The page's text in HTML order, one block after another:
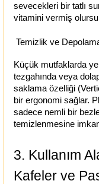
sevecekleri bir tatlı
vitamini vermiş
Temizlik ve
Küçük mutfaklarda
tezgahında veya
saklama özelliği
bir ergonomi sağlar.
sadece nemli bir
temizlenmesine
3. Kullanım
Kafeler ve